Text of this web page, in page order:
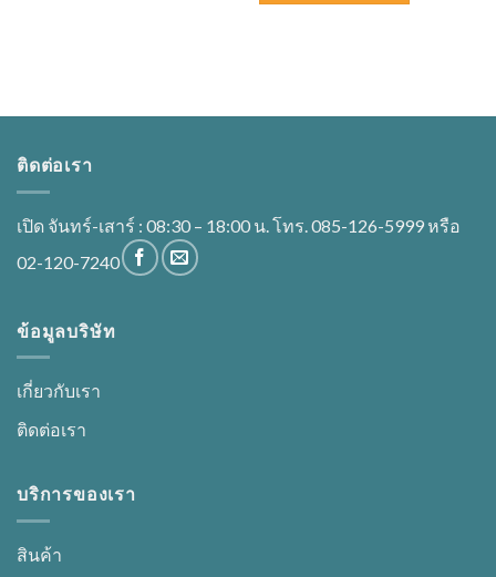
the
product
page
ติดต่อเรา
เปิด จันทร์-เสาร์ : 08:30 – 18:00 น. โทร. 085-126-5999 หรือ
02-120-7240
ข้อมูลบริษัท
เกี่ยวกับเรา
ติดต่อเรา
บริการของเรา
สินค้า